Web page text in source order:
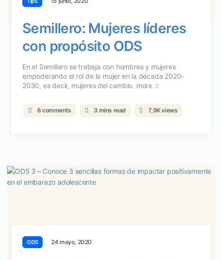
Semillero: Mujeres líderes
con propósito ODS
En el Semillero se trabaja con hombres y mujeres
empoderando el rol de la mujer en la década 2020-
2030, es decir, mujeres del cambio. more
6 comments 3 mins read 7,9K views
ODS 24 mayo, 2020